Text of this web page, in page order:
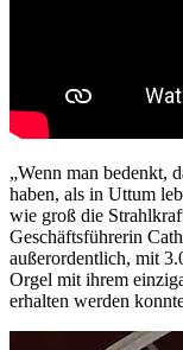
„Wenn man bedenkt,
haben, als in Uttum
wie groß die
Geschäftsführerin
außerordentlich, mit
Orgel mit ihrem
erhalten werden